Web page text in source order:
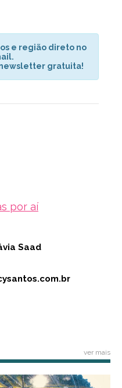
e região direto no
newsletter gratuita!
por aí
Saad
ver mais